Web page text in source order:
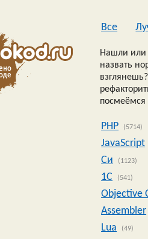
Все
Нашли или
назвать
посмеёмся
PHP (5714)
JavaScript
Си
(1123)
1C (541)
Objective
Assembler
Lua
(49)